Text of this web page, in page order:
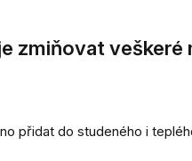
zmiňovat
přidat do studeného i